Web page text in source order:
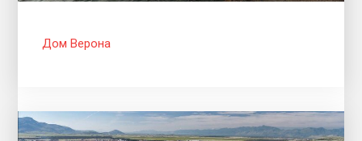
Дом Верона